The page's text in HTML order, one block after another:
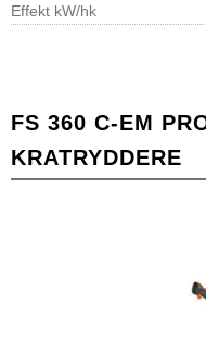
Effekt kW/hk
FS 360 C-EM
KRATRYDDERE